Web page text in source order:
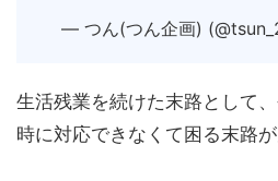
— つん(つん企画)
生活残業を続けた末路として
時に対応できなくて困る末路が